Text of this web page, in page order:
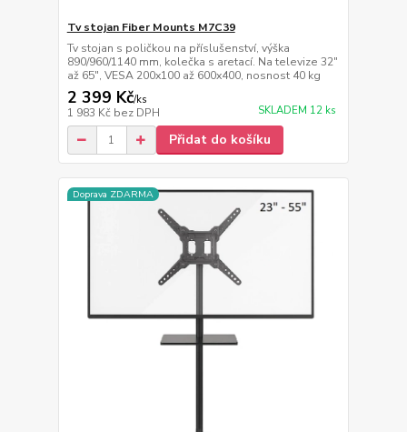
Tv stojan Fiber Mounts M7C39
Tv stojan s poličkou na příslušenství, výška
890/960/1140 mm, kolečka s aretací. Na televize 32"
až 65", VESA 200x100 až 600x400, nosnost 40 kg
2 399 Kč/ks
1 983 Kč bez DPH SKLADEM 12 ks
Přidat do košíku
Doprava ZDARMA